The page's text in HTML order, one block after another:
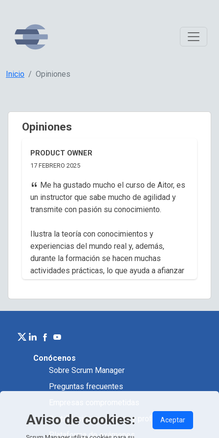
Inicio Opiniones
Opiniones
PRODUCT OWNER
17 FEBRERO 2025
Me ha gustado mucho el curso de Aitor, es
un instructor que sabe mucho de agilidad y
transmite con pasión su conocimiento.
Ilustra la teoría con conocimientos y
experiencias del mundo real y, además,
durante la formación se hacen muchas
actividades prácticas, lo que ayuda a afianzar
el conocimiento.
Conócenos
Sobre Scrum Manager
Preguntas frecuentes
Certificación académica y profesional
Plataforma de exámenes
Aviso de cookies: Aceptar